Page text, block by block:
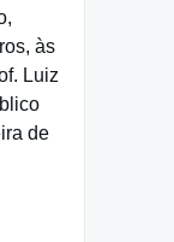
às
Luiz
de